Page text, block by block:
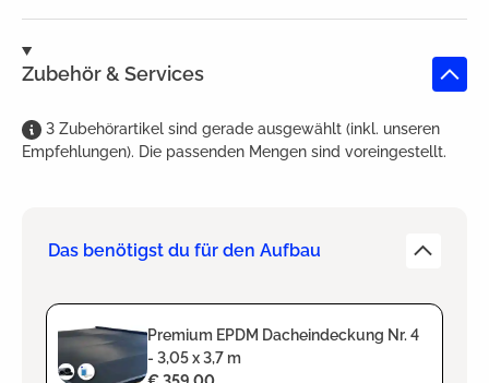
Zubehör & Services
3 Zubehörartikel sind gerade ausgewählt (inkl. unseren
Empfehlungen). Die passenden Mengen sind voreingestellt.
Das benötigst du für den Aufbau
Premium EPDM Dacheindeckung Nr. 4
- 3,05 x 3,7 m